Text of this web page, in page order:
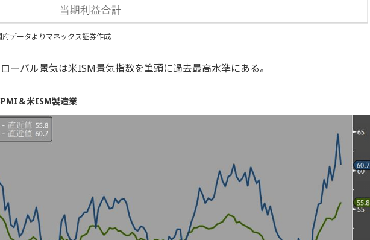
データよりマネックス証券作成
ーバル景気は米ISM景気指数を筆頭に過去最高水準にある。
＆米ISM製造業